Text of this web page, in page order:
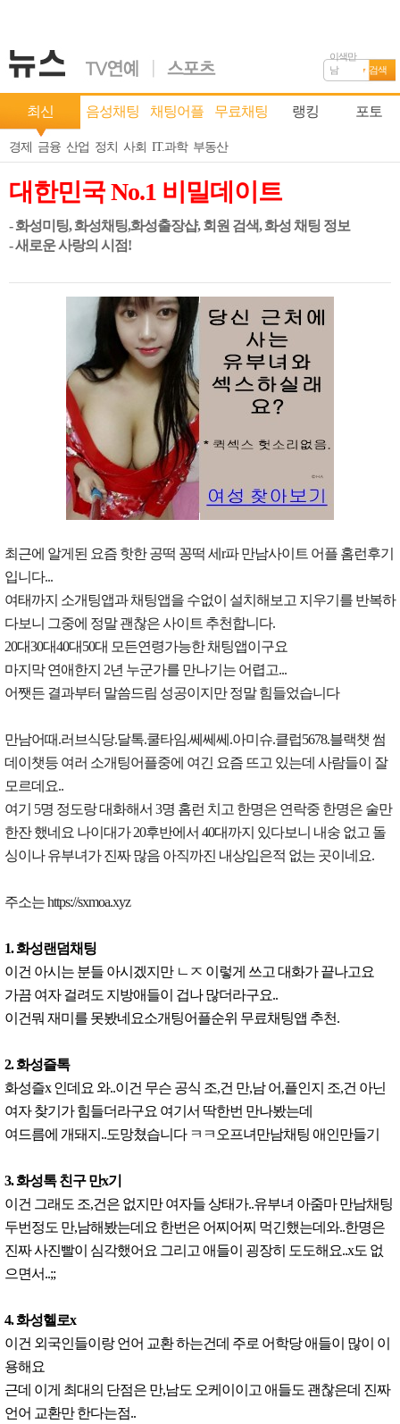
이색만
남
검색
최신 음성채팅 채팅어플 무료채팅 랭킹 포토
경제 금융 산업 정치 사회 IT.과학 부동산
대한민국 No.1 비밀데이트
- 화성미팅, 화성채팅,화성출장샵, 회원 검색, 화성 채팅 정보
- 새로운 사랑의 시점!
최근에 알게된 요즘 핫한 공떡 꽁떡 세r파 만남사이트 어플 홈런후기
입니다...
여태까지 소개팅앱과 채팅앱을 수없이 설치해보고 지우기를 반복하
다보니 그중에 정말 괜찮은 사이트 추천합니다.
20대30대40대50대 모든연령가능한 채팅앱이구요
마지막 연애한지 2년 누군가를 만나기는 어렵고...
어쨋든 결과부터 말씀드림 성공이지만 정말 힘들었습니다
만남어때.러브식당.달톡.쿨타임.쎄쎄쎄.아미슈.클럽5678.블랙챗 썸
데이챗등 여러 소개팅어플중에 여긴 요즘 뜨고 있는데 사람들이 잘
모르데요..
여기 5명 정도랑 대화해서 3명 홈런 치고 한명은 연락중 한명은 술만
한잔 했네요 나이대가 20후반에서 40대까지 있다보니 내숭 없고 돌
싱이나 유부녀가 진짜 많음 아직까진 내상입은적 없는 곳이네요.
주소는 https://sxmoa.xyz
1. 화성랜덤채팅
이건 아시는 분들 아시겠지만 ㄴㅈ 이렇게 쓰고 대화가 끝나고요
가끔 여자 걸려도 지방애들이 겁나 많더라구요..
이건뭐 재미를 못봤네요소개팅어플순위 무료채팅앱 추천.
2. 화성즐톡
화성즐x 인데요 와..이건 무슨 공식 조,건 만,남 어,플인지 조,건 아닌
여자 찾기가 힘들더라구요 여기서 딱한번 만나봤는데
여드름에 개돼지..도망쳤습니다 ㅋㅋ오프녀만남채팅 애인만들기
3. 화성톡 친구 만x기
이건 그래도 조,건은 없지만 여자들 상태가..유부녀 아줌마 만남채팅
두번정도 만,남해봤는데요 한번은 어찌어찌 먹긴했는데와..한명은
진짜 사진빨이 심각했어요 그리고 애들이 굉장히 도도해요..x도 없
으면서..;;
4. 화성헬로x
이건 외국인들이랑 언어 교환 하는건데 주로 어학당 애들이 많이 이
용해요
근데 이게 최대의 단점은 만,남도 오케이이고 애들도 괜찮은데 진짜
언어 교환만 한다는점..